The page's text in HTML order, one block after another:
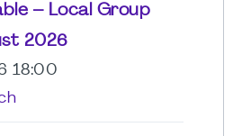
– Local Group
2026
18:00